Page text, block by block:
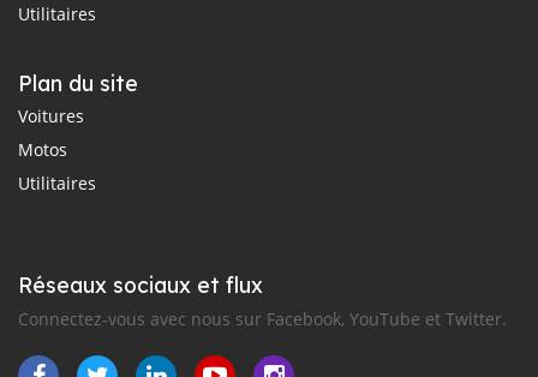
Utilitaires
Plan du site
Voitures
Motos
Utilitaires
Réseaux sociaux et flux
Connectez-vous avec nous sur Facebook, YouTube et Twitter.